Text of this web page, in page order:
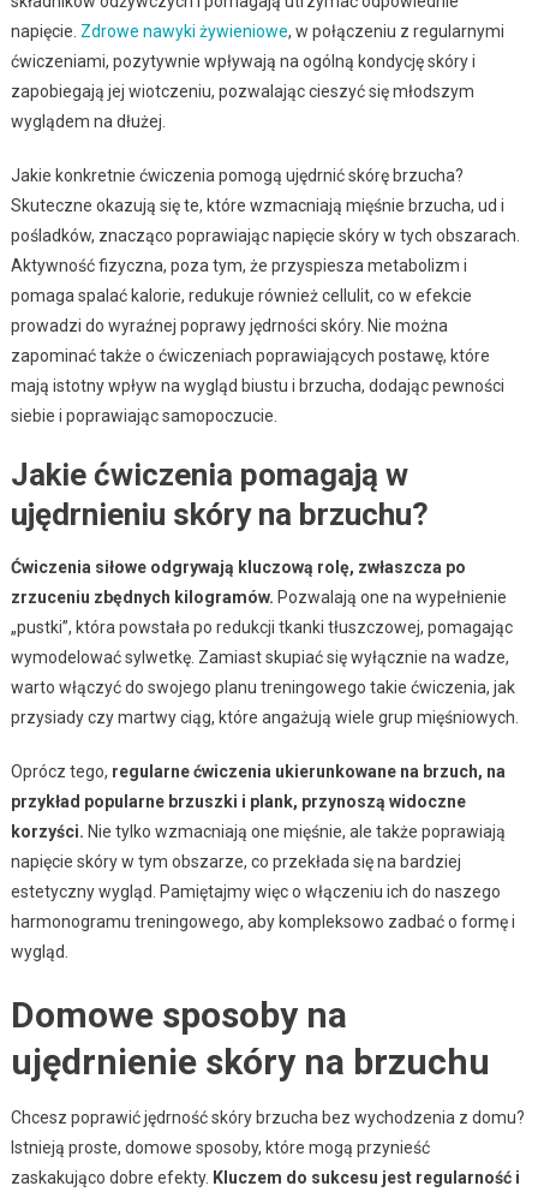
napięcie. Zdrowe nawyki żywieniowe, w połączeniu z regularnymi
ćwiczeniami, pozytywnie wpływają na ogólną kondycję skóry i
zapobiegają jej wiotczeniu, pozwalając cieszyć się młodszym
wyglądem na dłużej.
Jakie konkretnie ćwiczenia pomogą ujędrnić skórę brzucha?
Skuteczne okazują się te, które wzmacniają mięśnie brzucha, ud i
pośladków, znacząco poprawiając napięcie skóry w tych obszarach.
Aktywność fizyczna, poza tym, że przyspiesza metabolizm i
pomaga spalać kalorie, redukuje również cellulit, co w efekcie
prowadzi do wyraźnej poprawy jędrności skóry. Nie można
zapominać także o ćwiczeniach poprawiających postawę, które
mają istotny wpływ na wygląd biustu i brzucha, dodając pewności
siebie i poprawiając samopoczucie.
Jakie ćwiczenia pomagają w
ujędrnieniu skóry na brzuchu?
Ćwiczenia siłowe odgrywają kluczową rolę, zwłaszcza po
zrzuceniu zbędnych kilogramów. Pozwalają one na wypełnienie
„pustki”, która powstała po redukcji tkanki tłuszczowej, pomagając
wymodelować sylwetkę. Zamiast skupiać się wyłącznie na wadze,
warto włączyć do swojego planu treningowego takie ćwiczenia, jak
przysiady czy martwy ciąg, które angażują wiele grup mięśniowych.
Oprócz tego, regularne ćwiczenia ukierunkowane na brzuch, na
przykład popularne brzuszki i plank, przynoszą widoczne
korzyści. Nie tylko wzmacniają one mięśnie, ale także poprawiają
napięcie skóry w tym obszarze, co przekłada się na bardziej
estetyczny wygląd. Pamiętajmy więc o włączeniu ich do naszego
harmonogramu treningowego, aby kompleksowo zadbać o formę i
wygląd.
Domowe sposoby na
ujędrnienie skóry na brzuchu
Chcesz poprawić jędrność skóry brzucha bez wychodzenia z domu?
Istnieją proste, domowe sposoby, które mogą przynieść
zaskakująco dobre efekty. Kluczem do sukcesu jest regularność i